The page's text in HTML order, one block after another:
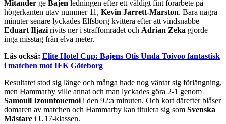
Mitander ge Bajen ledningen efter ett väldigt fint förarbete på
högerkanten utav nummer 11, Kevin Jarrett-Marston. Bara några
minuter senare lyckades Elfsborg kvittera efter att vindsnabbe
Eduart Iljazi rivits ner i straffområdet och Adrian Zeka gjorde
inga misstag från elva meter.
Läs också: Elite Hotel Cup: Bajens Otis Unda Toivoo fantastisk
i matchen mot IFK Göteborg
Resultatet stod sig länge och många hade nog väntat sig förlängning,
men Hammarby ville annat och man lyckades göra 2-1 genom
Samouil Izountouemoi i den 92:a minuten. Och kort därefter blåser
domaren av matchen och Hammarby kan titulera sig som Svenska
Mästare i U17-klassen.